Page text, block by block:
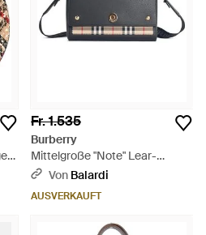
Fr. 1.535
Burberry
Mittelgroße "Note" Lear-
Tasche in Schwarz - Schwarz
Von Balardi
AUSVERKAUFT